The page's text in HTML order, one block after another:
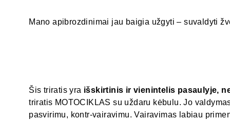
Mano apibrozdinimai jau baigia užgyti – suvaldyti
Šis triratis yra išskirtinis ir vienintelis pasaulyje,
triratis MOTOCIKLAS su uždaru kėbulu. Jo
pasvirimu, kontr-vairavimu. Vairavimas labiau